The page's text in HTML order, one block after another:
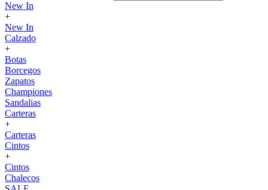
New In
+
New In
Calzado
+
Botas
Borcegos
Zapatos
Championes
Sandalias
Carteras
+
Carteras
Cintos
+
Cintos
Chalecos